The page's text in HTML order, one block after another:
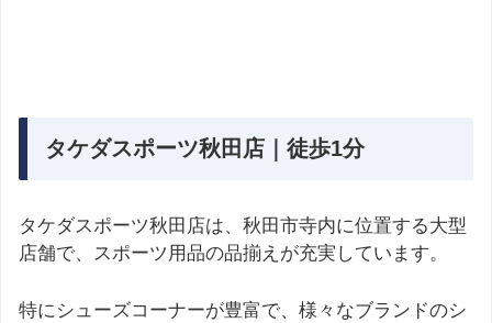
タケダスポーツ秋田店｜徒歩1分
タケダスポーツ秋田店は、秋田市寺内に位置する大型
店舗で、スポーツ用品の品揃えが充実しています。
特にシューズコーナーが豊富で、様々なブランドのシ